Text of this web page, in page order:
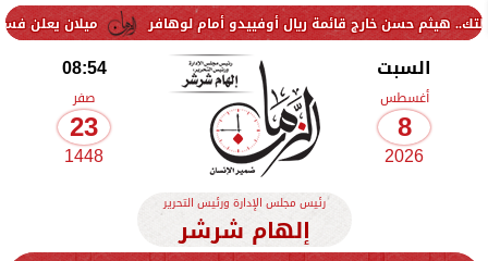
ميلان يعلن فسخ عقد خارج قائمة ريال أوفييدو أمام لوهافر
السبت
أغسطس
8
2026
08:54
صفر
23
1448
رئيس مجلس الإدارة ورئيس التحرير
إلهام شرشر